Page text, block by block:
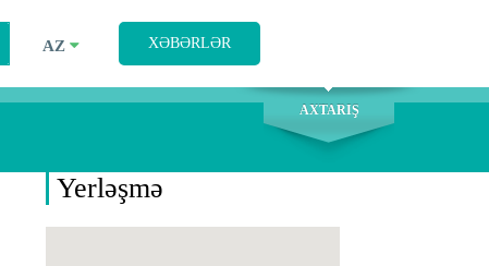
XƏBƏRLƏR
AZ
AXTARIŞ
Yerləşmə